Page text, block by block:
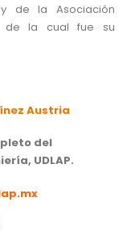
y de la Asociación
de la cual fue su
Austria
del
UDLAP.